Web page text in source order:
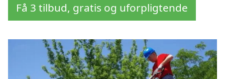
Få 3 tilbud, gratis og uforpligtende